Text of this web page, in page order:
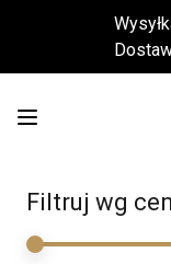
Filtruj wg